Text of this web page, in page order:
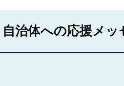
自治体への応援メッ